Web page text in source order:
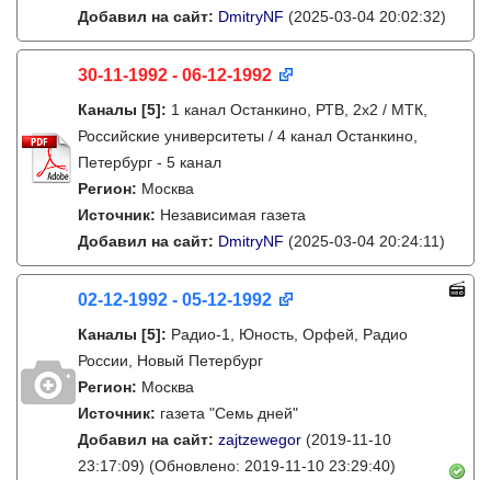
Добавил на сайт: DmitryNF (2025-03-04 20:02:32)
30-11-1992 - 06-12-1992
Каналы [5]: 1 канал Останкино, РТВ, 2х2 / МТК,
Российские университеты / 4 канал Останкино,
Петербург - 5 канал
Регион: Москва
Источник: Независимая газета
Добавил на сайт: DmitryNF (2025-03-04 20:24:11)
02-12-1992 - 05-12-1992
Каналы [5]: Радио-1, Юность, Орфей, Радио
России, Новый Петербург
Регион: Москва
Источник: газета "Семь дней"
Добавил на сайт: zajtzewegor (2019-11-10
23:17:09) (Обновлено: 2019-11-10 23:29:40)